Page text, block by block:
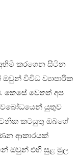
කරගෙන සිටින
විවිධ ව්‍යාපාරික
කෙසේ වෙතත් අප
යුතුව
කටයුතු ඔබගේ
ආකාරයක්
ඔවුන් එහි සුළ මුල